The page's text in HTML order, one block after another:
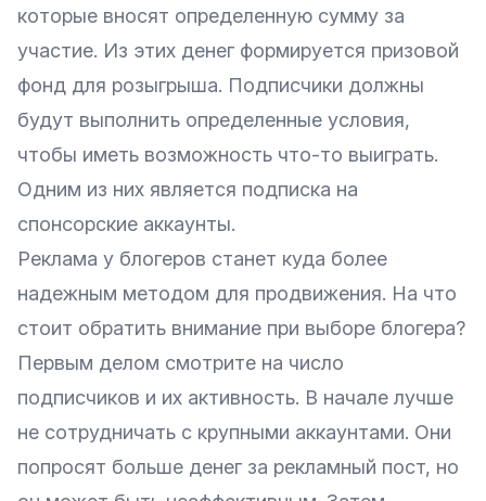
которые вносят определенную сумму за
участие. Из этих денег формируется призовой
фонд для розыгрыша. Подписчики должны
будут выполнить определенные условия,
чтобы иметь возможность что-то выиграть.
Одним из них является подписка на
спонсорские аккаунты.
Реклама у блогеров станет куда более
надежным методом для продвижения. На что
стоит обратить внимание при выборе блогера?
Первым делом смотрите на число
подписчиков и их активность. В начале лучше
не сотрудничать с крупными аккаунтами. Они
попросят больше денег за рекламный пост, но